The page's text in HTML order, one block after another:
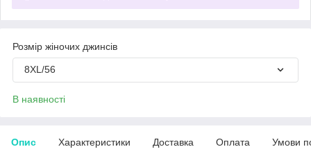
Розмір жіночих джинсів
8XL/56
В наявності
Опис Характеристики Доставка Оплата Умови